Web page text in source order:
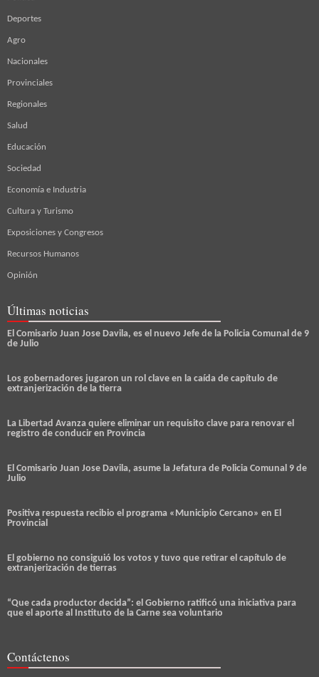
Deportes
Agro
Nacionales
Provinciales
Regionales
Salud
Educación
Sociedad
Economía e Industria
Cultura y Turismo
Exposiciones y Congresos
Recursos Humanos
Opinión
Últimas noticias
El Comisario Juan Jose Davila, es el nuevo Jefe de la Policia Comunal de 9
de Julio
Los gobernadores jugaron un rol clave en la caída de capítulo de
extranjerización de la tierra
La Libertad Avanza quiere eliminar un requisito clave para renovar el
registro de conducir en Provincia
El Comisario Juan Jose Davila, asume la Jefatura de Policia Comunal 9 de
Julio
Positiva respuesta recibio el programa «Municipio Cercano» en El
Provincial
El gobierno no consiguió los votos y tuvo que retirar el capítulo de
extranjerización de tierras
“Que cada productor decida”: el Gobierno ratificó una iniciativa para
que el aporte al Instituto de la Carne sea voluntario
Contáctenos